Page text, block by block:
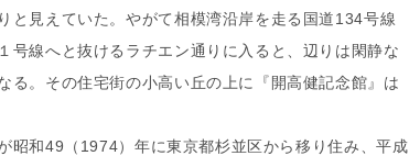
と見えていた。やがて相模湾沿岸を走る国道134号線
号線へと抜けるラチエン通りに入ると、辺りは閑静な
る。その住宅街の小高い丘の上に『開高健記念館』は
昭和49（1974）年に東京都杉並区から移り住み、平成